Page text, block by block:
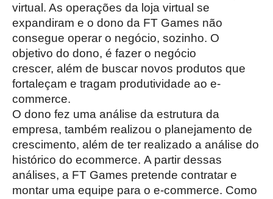
virtual. As operações da loja virtual se
expandiram e o dono da FT Games não
consegue operar o negócio, sozinho. O
objetivo do dono, é fazer o negócio
crescer, além de buscar novos produtos que
fortaleçam e tragam produtividade ao e-
commerce.
O dono fez uma análise da estrutura da
empresa, também realizou o planejamento de
crescimento, além de ter realizado a análise do
histórico do ecommerce. A partir dessas
análises, a FT Games pretende contratar e
montar uma equipe para o e-commerce. Como